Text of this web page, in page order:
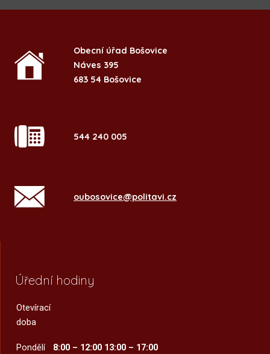
Obecní úřad Bošovice
Náves 395
683 54 Bošovice
544 240 005
oubosovice@politavi.cz
Úřední hodiny
Otevírací
doba
Pondělí 8:00 – 12:00 13:00 – 17:00